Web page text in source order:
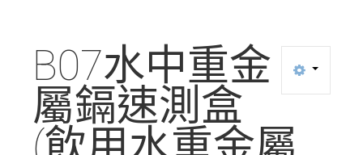
B07水中重金
屬鎘速測盒